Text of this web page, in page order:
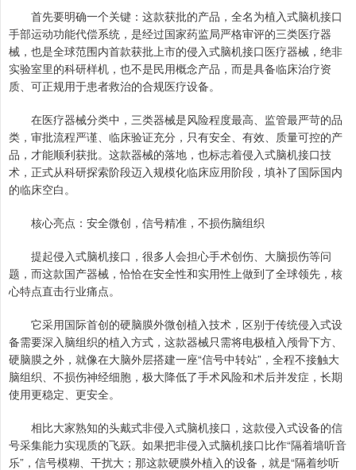
首先要明确一个关键：这款获批的产品，全名为植入式脑机接口
手部运动功能代偿系统，是经过国家药监局严格审评的三类医疗器
械，也是全球范围内首款获批上市的侵入式脑机接口医疗器械，绝非
实验室里的科研样机，也不是民用概念产品，而是具备临床治疗资
质、可正规用于患者救治的合规医疗设备。
在医疗器械分类中，三类器械是风险程度最高、监管最严苛的品
类，审批流程严谨、临床验证充分，只有安全、有效、质量可控的产
品，才能顺利获批。这款器械的落地，也标志着侵入式脑机接口技
术，正式从科研探索阶段迈入规模化临床应用阶段，填补了国际国内
的临床空白。
核心亮点：安全微创，信号精准，不损伤脑组织
提起侵入式脑机接口，很多人会担心手术创伤、大脑损伤等问
题，而这款国产器械，恰恰在安全性和实用性上做到了全球领先，核
心特点直击行业痛点。
它采用国际首创的硬脑膜外微创植入技术，区别于传统侵入式设
备需要深入脑组织的植入方式，这款器械只需将电极植入颅骨下方、
硬脑膜之外，就像在大脑外层搭建一座“信号中转站”，全程不接触大
脑组织、不损伤神经细胞，极大降低了手术风险和术后并发症，长期
使用更稳定、更安全。
相比大家熟知的头戴式非侵入式脑机接口，这款侵入式设备的信
号采集能力实现质的飞跃。如果把非侵入式脑机接口比作“隔着墙听音
乐”，信号模糊、干扰大；那这款硬膜外植入的设备，就是“隔着纱听